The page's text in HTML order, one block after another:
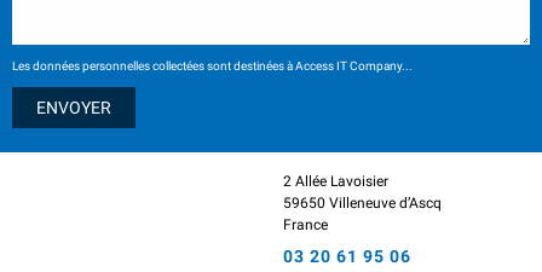
Les données personnelles collectées sont destinées à Access IT Company...
2 Allée Lavoisier
59650 Villeneuve d’Ascq
France
03 20 61 95 06